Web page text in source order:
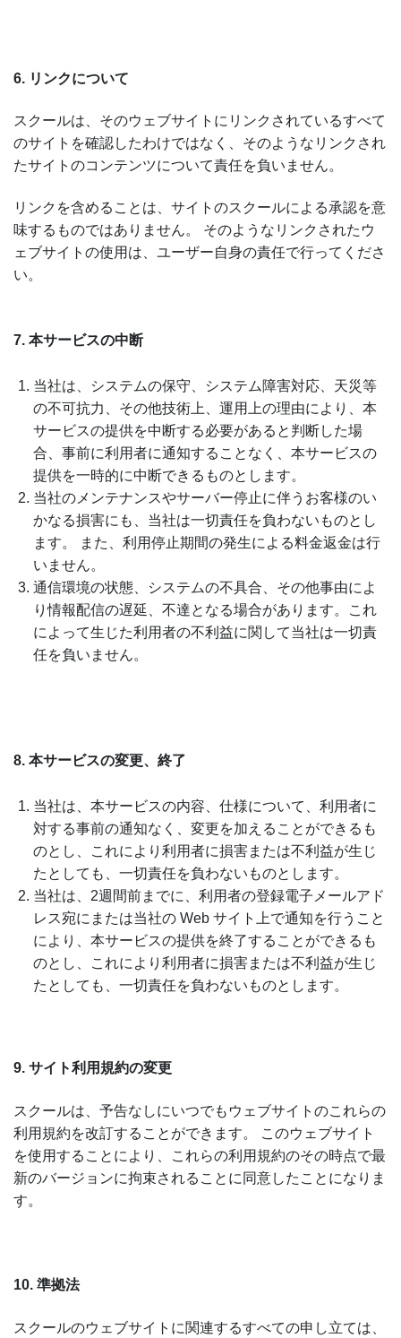
6. リンクについて
スクールは、そのウェブサイトにリンクされているすべて
のサイトを確認したわけではなく、そのようなリンクされ
たサイトのコンテンツについて責任を負いません。
リンクを含めることは、サイトのスクールによる承認を意
味するものではありません。 そのようなリンクされたウ
ェブサイトの使用は、ユーザー自身の責任で行ってくださ
い。
7. 本サービスの中断
当社は、システムの保守、システム障害対応、天災等
の不可抗力、その他技術上、運用上の理由により、本
サービスの提供を中断する必要があると判断した場
合、事前に利用者に通知することなく、本サービスの
提供を一時的に中断できるものとします。
当社のメンテナンスやサーバー停止に伴うお客様のい
かなる損害にも、当社は一切責任を負わないものとし
ます。 また、利用停止期間の発生による料金返金は行
いません。
通信環境の状態、システムの不具合、その他事由によ
り情報配信の遅延、不達となる場合があります。これ
によって生じた利用者の不利益に関して当社は一切責
任を負いません。
8. 本サービスの変更、終了
当社は、本サービスの内容、仕様について、利用者に
対する事前の通知なく、変更を加えることができるも
のとし、これにより利用者に損害または不利益が生じ
たとしても、一切責任を負わないものとします。
当社は、2週間前までに、利用者の登録電子メールアド
レス宛にまたは当社の Web サイト上で通知を行うこと
により、本サービスの提供を終了することができるも
のとし、これにより利用者に損害または不利益が生じ
たとしても、一切責任を負わないものとします。
9. サイト利用規約の変更
スクールは、予告なしにいつでもウェブサイトのこれらの
利用規約を改訂することができます。 このウェブサイト
を使用することにより、これらの利用規約のその時点で最
新のバージョンに拘束されることに同意したことになりま
す。
10. 準拠法
スクールのウェブサイトに関連するすべての申し立ては、